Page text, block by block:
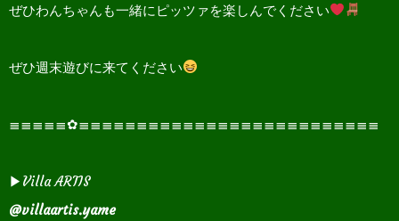
ぜひわんちゃんも一緒にピッツァを楽しんでください
ぜひ週末遊びに来てください
≣≣≣≣≣✿≣≣≣≣≣≣≣≣≣≣≣≣≣≣≣≣≣≣≣≣≣≣≣≣≣≣
▶Villa ARTIS
@villaartis.yame